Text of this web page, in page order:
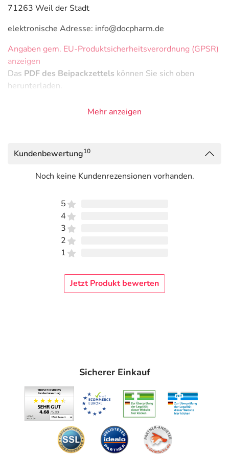
71263 Weil der Stadt
elektronische Adresse: info@docpharm.de
Angaben gem. EU-Produktsicherheitsverordnung (GPSR)
anzeigen
Das PDF des Beipackzettels können Sie sich oben
herunterladen.
Mehr anzeigen
Kundenbewertung10
Noch keine Kundenrezensionen vorhanden.
5
4
3
2
1
Jetzt Produkt bewerten
Sicherer Einkauf